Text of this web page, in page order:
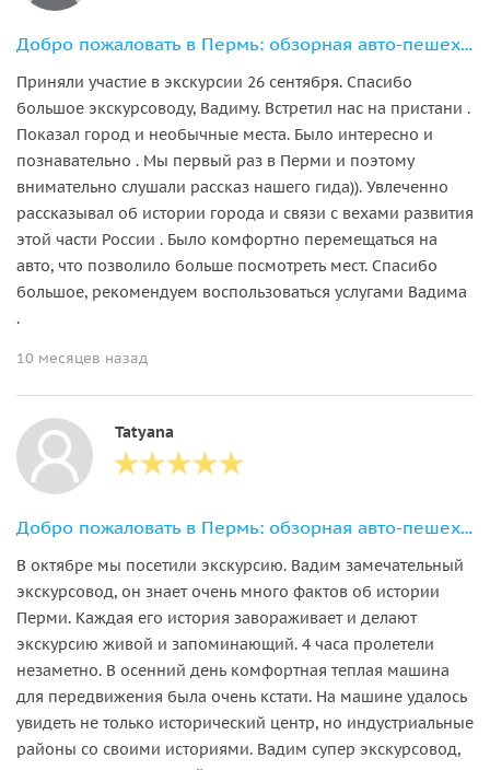
Добро пожаловать в Пермь: обзорная авто-пешеходная экскурсия
Приняли участие в экскурсии 26 сентября. Спасибо
большое экскурсоводу, Вадиму. Встретил нас на пристани .
Показал город и необычные места. Было интересно и
познавательно . Мы первый раз в Перми и поэтому
внимательно слушали рассказ нашего гида)). Увлеченно
рассказывал об истории города и связи с вехами развития
этой части России . Было комфортно перемещаться на
авто, что позволило больше посмотреть мест. Спасибо
большое, рекомендуем воспользоваться услугами Вадима
.
10 месяцев назад
Tatyana
Добро пожаловать в Пермь: обзорная авто-пешеходная экскурсия
В октябре мы посетили экскурсию. Вадим замечательный
экскурсовод, он знает очень много фактов об истории
Перми. Каждая его история завораживает и делают
экскурсию живой и запоминающий. 4 часа пролетели
незаметно. В осенний день комфортная теплая машина
для передвижения была очень кстати. На машине удалось
увидеть не только исторический центр, но индустриальные
районы со своими историями. Вадим супер экскурсовод,